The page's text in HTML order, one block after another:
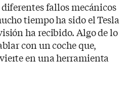
fallos mecánicos
tiempo ha sido el Tesla
ha recibido. Algo de lo
con un coche que,
en una herramienta